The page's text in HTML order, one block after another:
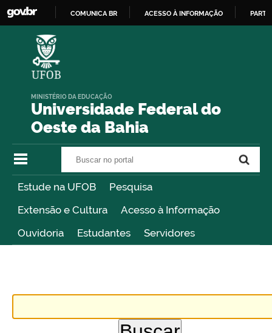
COMUNICA BR ACESSO À INFORMAÇÃO
Universidade Federal do
Oeste da Bahia
MINISTÉRIO DA EDUCAÇÃO
Estude na UFOB
Pesquisa
Extensão e Cultura
Acesso à Informação
Ouvidoria
Estudantes Servidores